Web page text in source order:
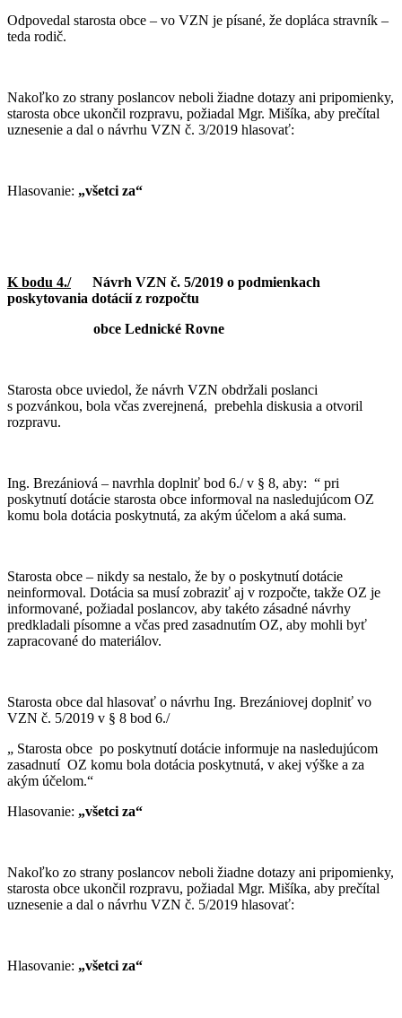
Odpovedal starosta obce – vo VZN je písané, že dopláca stravník –
teda rodič.
Nakoľko zo strany poslancov neboli žiadne dotazy ani pripomienky,
starosta obce ukončil rozpravu, požiadal Mgr. Mišíka, aby prečítal
uznesenie a dal o návrhu VZN č. 3/2019 hlasovať:
Hlasovanie: „všetci za“
K bodu 4./Návrh VZN č. 5/2019 o podmienkach
poskytovania dotácií z rozpočtu
obce Lednické Rovne
Starosta obce uviedol, že návrh VZN obdržali poslanci
s pozvánkou, bola včas zverejnená, prebehla diskusia a otvoril
rozpravu.
Ing. Brezániová – navrhla doplniť bod 6./ v § 8, aby: “ pri
poskytnutí dotácie starosta obce informoval na nasledujúcom OZ
komu bola dotácia poskytnutá, za akým účelom a aká suma.
Starosta obce – nikdy sa nestalo, že by o poskytnutí dotácie
neinformoval. Dotácia sa musí zobraziť aj v rozpočte, takže OZ je
informované, požiadal poslancov, aby takéto zásadné návrhy
predkladali písomne a včas pred zasadnutím OZ, aby mohli byť
zapracované do materiálov.
Starosta obce dal hlasovať o návrhu Ing. Brezániovej doplniť vo
VZN č. 5/2019 v § 8 bod 6./
„ Starosta obce po poskytnutí dotácie informuje na nasledujúcom
zasadnutí OZ komu bola dotácia poskytnutá, v akej výške a za
akým účelom.“
Hlasovanie: „všetci za“
Nakoľko zo strany poslancov neboli žiadne dotazy ani pripomienky,
starosta obce ukončil rozpravu, požiadal Mgr. Mišíka, aby prečítal
uznesenie a dal o návrhu VZN č. 5/2019 hlasovať:
Hlasovanie: „všetci za“